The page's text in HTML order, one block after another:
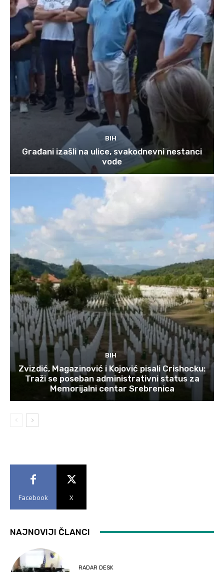
BIH
Građani izašli na ulice, svakodnevni nestanci
vode
BIH
Zvizdić, Magazinović i Kojović pisali Crishocku:
Traži se poseban administrativni status za
Memorijalni centar Srebrenica
Facebook X
NAJNOVIJI ČLANCI
RADAR DESK